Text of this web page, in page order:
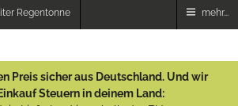
Regentonne mehr...
Preis sicher aus Deutschland. Und wir
Steuern in deinem Land: